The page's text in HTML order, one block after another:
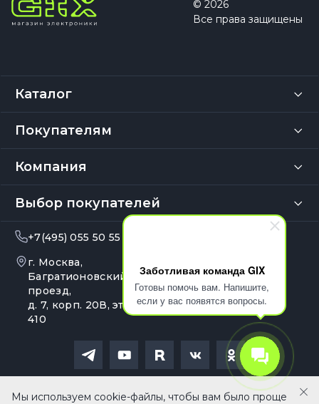
Заботливая команда GIX
Готовы помочь вам. Напишите,
если у вас появятся вопросы.
© 2026
Все права защищены
Каталог
Покупателям
Компания
Выбор покупателей
+7(495) 055 50 55
г. Москва,
Багратионовский
проезд,
д. 7, корп. 20В, эт. 4, оф.
410
Ежедневно
Сайт носит сугубо информационный характер и не является
Политика обработки персональных данных
Мы используем cookie-файлы, чтобы вам было проще